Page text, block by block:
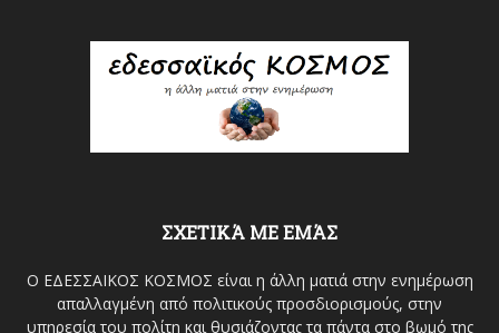
ΣΧΕΤΙΚΆ ΜΕ ΕΜΆΣ
Ο ΕΔΕΣΣΑΙΚΟΣ ΚΟΣΜΟΣ είναι η άλλη ματιά στην ενημέρωση
απαλλαγμένη από πολιτικούς προσδιορισμούς, στην
υπηρεσία του πολίτη και θυσιάζοντας τα πάντα στο βωμό της